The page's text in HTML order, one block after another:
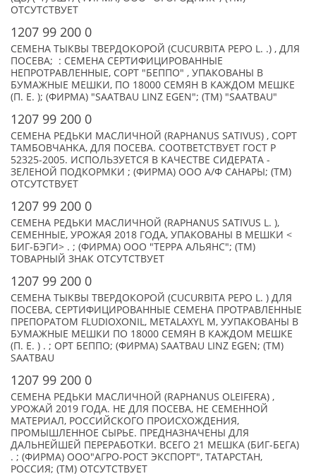
ОТСУТСТВУЕТ
1207 99 200 0
СЕМЕНА ТЫКВЫ ТВЕРДОКОРОЙ (CUCURBITA PEPO L. .) , ДЛЯ
ПОСЕВА; : СЕМЕНА СЕРТИФИЦИРОВАННЫЕ
НЕПРОТРАВЛЕННЫЕ, СОРТ "БЕППО" , УПАКОВАНЫ В
БУМАЖНЫЕ МЕШКИ, ПО 18000 СЕМЯН В КАЖДОМ МЕШКЕ
(П. Е. ); (ФИРМА) "SAATBAU LINZ EGEN"; (TM) "SAATBAU"
1207 99 200 0
СЕМЕНА РЕДЬКИ МАСЛИЧНОЙ (RAPHANUS SATIVUS) , СОРТ
ТАМБОВЧАНКА, ДЛЯ ПОСЕВА. СООТВЕТСТВУЕТ ГОСТ Р
52325-2005. ИСПОЛЬЗУЕТСЯ В КАЧЕСТВЕ СИДЕРАТА -
ЗЕЛЕНОЙ ПОДКОРМКИ ; (ФИРМА) ООО А/Ф САНАРЫ; (TM)
ОТСУТСТВУЕТ
1207 99 200 0
СЕМЕНА РЕДЬКИ МАСЛИЧНОЙ (RAPHANUS SATIVUS L. ),
СЕМЕННЫЕ, УРОЖАЯ 2018 ГОДА, УПАКОВАНЫ В МЕШКИ <
БИГ-БЭГИ> . ; (ФИРМА) ООО "ТЕРРА АЛЬЯНС"; (TM)
ТОВАРНЫЙ ЗНАК ОТСУТСТВУЕТ
1207 99 200 0
СЕМЕНА ТЫКВЫ ТВЕРДОКОРОЙ (CUCURBITA PEPO L. ) ДЛЯ
ПОСЕВА, СЕРТИФИЦИРОВАННЫЕ СЕМЕНА ПРОТРАВЛЕННЫЕ
ПРЕПОРАТОМ FLUDIOXONIL, METALAXYL M, УУПАКОВАНЫ В
БУМАЖНЫЕ МЕШКИ ПО 18000 СЕМЯН В КАЖДОМ МЕШКЕ
(П. Е. ) . ; ОРТ БЕППО; (ФИРМА) SAATBAU LINZ EGEN; (TM)
SAATBAU
1207 99 200 0
СЕМЕНА РЕДЬКИ МАСЛИЧНОЙ (RAPHANUS OLEIFERA) ,
УРОЖАЙ 2019 ГОДА. НЕ ДЛЯ ПОСЕВА, НЕ СЕМЕННОЙ
МАТЕРИАЛ, РОССИЙСКОГО ПРОИСХОЖДЕНИЯ,
ПРОМЫШЛЕННОЕ СЫРЬЕ. ПРЕДНАЗНАЧЕНЫ ДЛЯ
ДАЛЬНЕЙШЕЙ ПЕРЕРАБОТКИ. ВСЕГО 21 МЕШКА (БИГ-БЕГА)
. ; (ФИРМА) ООО"АГРО-РОСТ ЭКСПОРТ", ТАТАРСТАН,
РОССИЯ; (TM) ОТСУТСТВУЕТ